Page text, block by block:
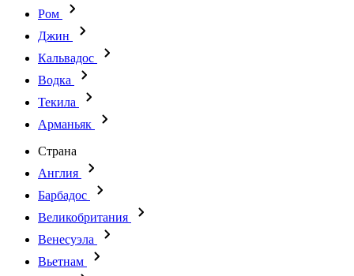
Ром
Джин
Кальвадос
Водка
Текила
Арманьяк
Страна
Англия
Барбадос
Великобритания
Венесуэла
Вьетнам